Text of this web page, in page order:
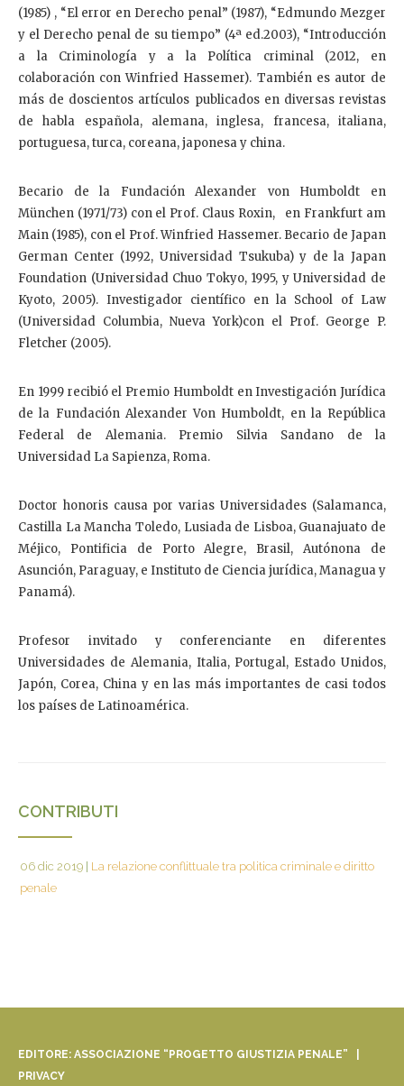
(1985) , “El error en Derecho penal” (1987), “Edmundo Mezger
y el Derecho penal de su tiempo” (4ª ed.2003), “Introducción
a la Criminología y a la Política criminal (2012, en
colaboración con Winfried Hassemer). También es autor de
más de doscientos artículos publicados en diversas revistas
de habla española, alemana, inglesa, francesa, italiana,
portuguesa, turca, coreana, japonesa y china.
Becario de la Fundación Alexander von Humboldt en
München (1971/73) con el Prof. Claus Roxin, en Frankfurt am
Main (1985), con el Prof. Winfried Hassemer. Becario de Japan
German Center (1992, Universidad Tsukuba) y de la Japan
Foundation (Universidad Chuo Tokyo, 1995, y Universidad de
Kyoto, 2005). Investigador científico en la School of Law
(Universidad Columbia, Nueva York)con el Prof. George P.
Fletcher (2005).
En 1999 recibió el Premio Humboldt en Investigación Jurídica
de la Fundación Alexander Von Humboldt, en la República
Federal de Alemania. Premio Silvia Sandano de la
Universidad La Sapienza, Roma.
Doctor honoris causa por varias Universidades (Salamanca,
Castilla La Mancha Toledo, Lusiada de Lisboa, Guanajuato de
Méjico, Pontificia de Porto Alegre, Brasil, Autónona de
Asunción, Paraguay, e Instituto de Ciencia jurídica, Managua y
Panamá).
Profesor invitado y conferenciante en diferentes
Universidades de Alemania, Italia, Portugal, Estado Unidos,
Japón, Corea, China y en las más importantes de casi todos
los países de Latinoamérica.
CONTRIBUTI
06 dic 2019 | La relazione conflittuale tra politica criminale e diritto
penale
EDITORE: ASSOCIAZIONE “PROGETTO GIUSTIZIA PENALE” |
PRIVACY